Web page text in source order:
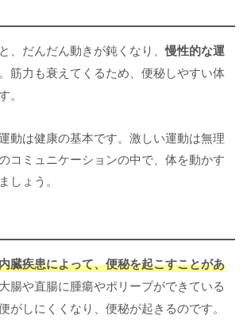
、だんだん動きが鈍くなり、慢性的な運
筋力も衰えてくるため、便秘しやすい体
。
動は健康の基本です。激しい運動は無理
コミュニケーションの中で、体を動かす
しょう。
臓疾患によって、便秘を起こすことがあ
腸や直腸に腫瘍やポリープができている
がしにくくなり、便秘が起きるのです。